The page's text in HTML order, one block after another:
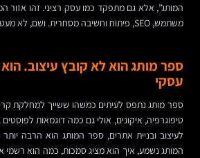
המותג”, אלא גם מתפקד כמו עסק רציני. זהו אזור
משתמש, SEO, פיתוח וחשיבה מסחרית. ושם, לא מעט פרויקטים נופלים.
ספר מותג הוא לא קובץ עיצוב.
עסקי
ספר מותג נתפס לעיתים כמשהו ששייך למחלקת
טיפוגרפיה, איקונים, אולי גם כמה דוגמאות
לעיצוב ובניית אתרים, ספר המותג הוא הרבה
המותג נשמע, איך הוא מציג סמכות, כמה הוא רשמי